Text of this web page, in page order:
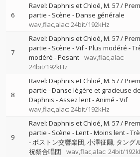
6
Ravel: Daphnis et Chloé, M. 57 /
partie - Scène - Danse générale
wav,flac,alac: 24bit/192kHz
7
Ravel: Daphnis et Chloé, M. 57 /
partie - Scène - Vif - Plus modéré -
modéré - Pesant wav,flac,alac:
24bit/192kHz
8
Ravel: Daphnis et Chloé, M. 57 /
partie - Danse légère et gracieuse de
Daphnis - Assez lent - Animé - Vif
wav,flac,alac: 24bit/192kHz
9
Ravel: Daphnis et Chloé, M. 57 /
partie - Scène - Lent - Moins lent -
-ボストン交響楽団 小澤征爾 タング
祝祭合唱団
wav,flac,alac: 24bit/